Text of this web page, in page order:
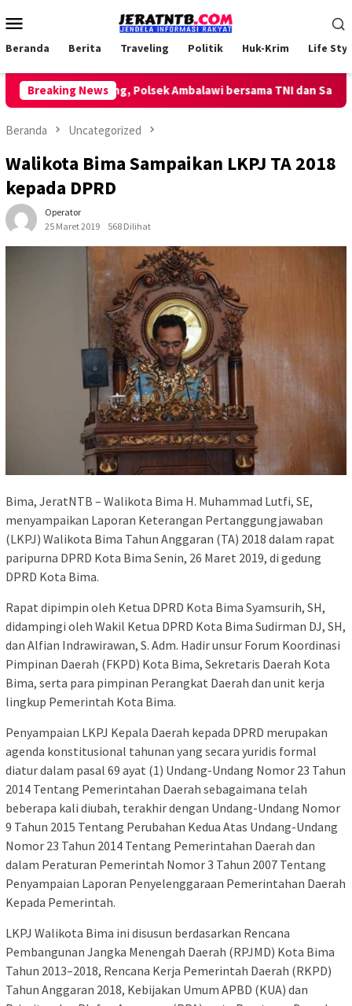
ke
Mobile
Beranda Berita Traveling Politik Huk-Krim Life
Breaking News
Patroli Keliling, Polsek Ambalawi bersama TNI dan SatPolPP
Beranda Uncategorized
Walikota Bima Sampaikan LKPJ TA 2018
kepada DPRD
Operator
25 Maret 2019
568 Dilihat
Bima, JeratNTB – Walikota Bima H. Muhammad Lutfi, SE,
menyampaikan Laporan Keterangan Pertanggungjawaban
(LKPJ) Walikota Bima Tahun Anggaran (TA) 2018 dalam rapat
paripurna DPRD Kota Bima Senin, 26 Maret 2019, di gedung
DPRD Kota Bima.
Rapat dipimpin oleh Ketua DPRD Kota Bima Syamsurih, SH,
didampingi oleh Wakil Ketua DPRD Kota Bima Sudirman DJ, SH,
dan Alfian Indrawirawan, S. Adm. Hadir unsur Forum Koordinasi
Pimpinan Daerah (FKPD) Kota Bima, Sekretaris Daerah Kota
Bima, serta para pimpinan Perangkat Daerah dan unit kerja
lingkup Pemerintah Kota Bima.
Penyampaian LKPJ Kepala Daerah kepada DPRD merupakan
agenda konstitusional tahunan yang secara yuridis formal
diatur dalam pasal 69 ayat (1) Undang-Undang Nomor 23 Tahun
2014 Tentang Pemerintahan Daerah sebagaimana telah
beberapa kali diubah, terakhir dengan Undang-Undang Nomor
9 Tahun 2015 Tentang Perubahan Kedua Atas Undang-Undang
Nomor 23 Tahun 2014 Tentang Pemerintahan Daerah dan
dalam Peraturan Pemerintah Nomor 3 Tahun 2007 Tentang
Penyampaian Laporan Penyelenggaraan Pemerintahan Daerah
Kepada Pemerintah.
LKPJ Walikota Bima ini disusun berdasarkan Rencana
Pembangunan Jangka Menengah Daerah (RPJMD) Kota Bima
Tahun 2013–2018, Rencana Kerja Pemerintah Daerah (RKPD)
Tahun Anggaran 2018, Kebijakan Umum APBD (KUA) dan